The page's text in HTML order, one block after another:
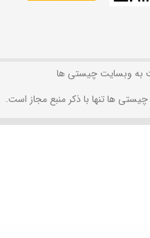
به وبسایت چیستی ها
ها تنها با ذکر منبع مجاز است.